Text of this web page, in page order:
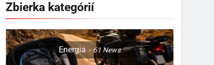
brucha
POMÔCKY
8
Najlepšie doplnky pre
motocyklistov na dlhé
Zbierka kategórií
Energia 61 News